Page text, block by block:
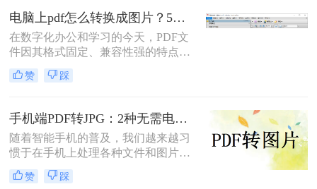
图、报告展示或资料存档，但转换过
程总是遇到格式错乱、操作复杂或隐
私泄露等问题。今天，我将结合多年
测评经验，为大家详细解析PDF怎么
转换成JPG图片的常用方法，帮助您
精准提取信息，提升工作效率。那么
专业知识和实际案例，确保内容客观
中立，同时自然融入高效工具推荐，
助您轻松应对办公挑战。
电脑上pdf怎么转换成图片？5个常用有效方法，精准高效不踩坑！
在数字化办公和学习的今天，PDF文
件因其格式固定、兼容性强的特点而
广泛应用。但有时我们需要将PDF文
件转换为图片格式，便于在社交媒体
辑。那么电脑上pdf怎么转换成图片
呢？本文将全面介绍五种在电脑上将
PDF转换为图片的高效方法，涵盖专
业软件、在线工具、命令行技巧等不
同解决方案。
赞 踩
手机端PDF转JPG：2种无需电脑的快捷操作流程！
随着智能手机的普及，我们越来越习
惯于在手机上处理各种文件和图片。
有时候，我们可能需要将PDF文件中
的图片转换成JPG格式，以便在不同
赞 踩